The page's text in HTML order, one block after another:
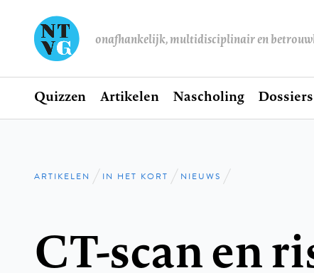
onafhankelijk, multidisciplinair en
Hoofdnavigatie
Home
Quizzen Artikelen Nascholing Dossiers
Kruimelpad
ARTIKELEN IN HET KORT NIEUWS
CT-scan en